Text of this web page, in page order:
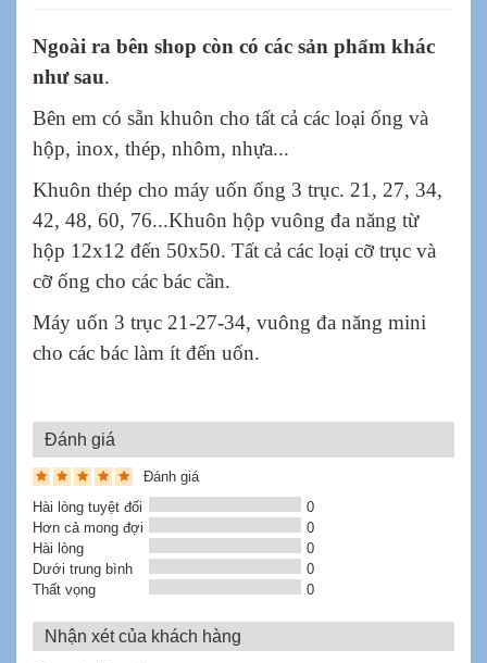
Ngoài ra bên shop còn có các sản phẩm khác
như sau.
Bên em có sẵn khuôn cho tất cả các loại ống và
hộp, inox, thép, nhôm, nhựa...
Khuôn thép cho máy uốn ống 3 trục. 21, 27, 34,
42, 48, 60, 76...Khuôn hộp vuông đa năng từ
hộp 12x12 đến 50x50. Tất cả các loại cỡ trục và
cỡ ống cho các bác cần.
Máy uốn 3 trục 21-27-34, vuông đa năng mini
cho các bác làm ít đến uốn.
Đánh giá
Đánh giá
Hài lòng tuyệt đối
0
Hơn cả mong đợi
0
Hài lòng
0
Dưới trung bình
0
Thất vọng
0
Nhận xét của khách hàng